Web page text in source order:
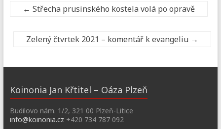
← Střecha prusinského kostela volá po opravě
Zelený čtvrtek 2021 – komentář k evangeliu →
Koinonia Jan Křtitel – Oáza Plzeň
Budilovo nám. 1/2, 321 00 Plzeň-Litice
info@koinonia.cz +420 734 787 092